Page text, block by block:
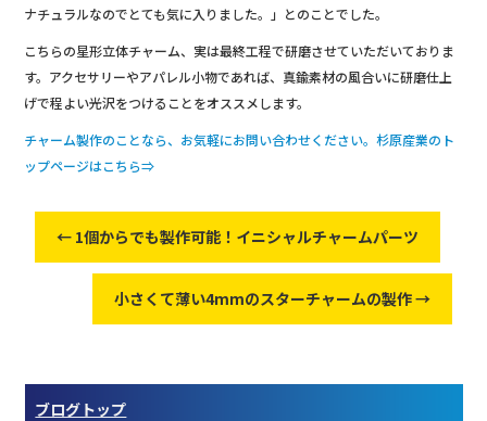
ナチュラルなのでとても気に入りました。」とのことでした。
こちらの星形立体チャーム、実は最終工程で研磨させていただいておりま
す。アクセサリーやアパレル小物であれば、真鍮素材の風合いに研磨仕上
げで程よい光沢をつけることをオススメします。
チャーム製作のことなら、お気軽にお問い合わせください。杉原産業のト
ップページはこちら⇒
← 1個からでも製作可能！イニシャルチャームパーツ
小さくて薄い4mmのスターチャームの製作→
ブログトップ